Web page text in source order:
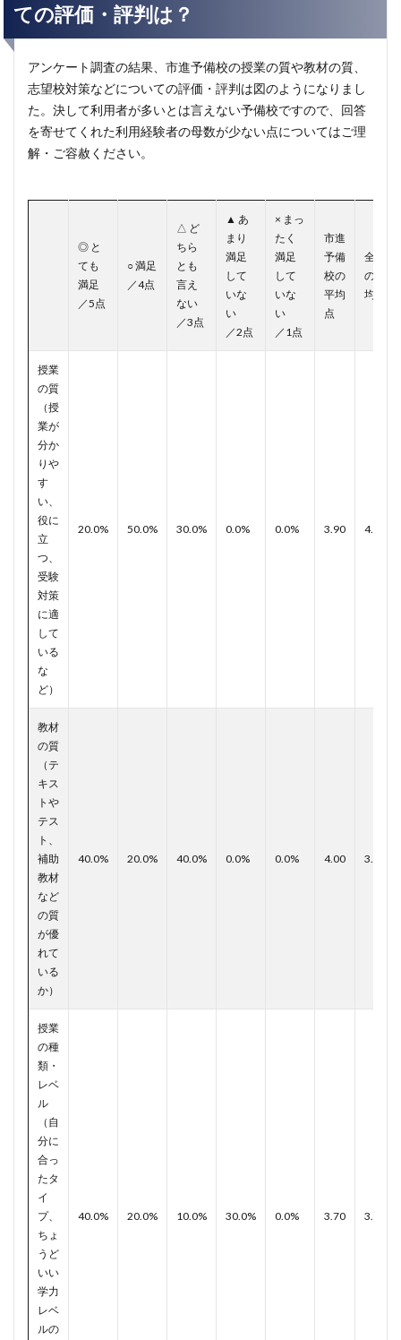
ての評価・評判は？
アンケート調査の結果、市進予備校の授業の質や教材の質、
志望校対策などについての評価・評判は図のようになりまし
た。決して利用者が多いとは言えない予備校ですので、回答
を寄せてくれた利用経験者の母数が少ない点についてはご理
解・ご容赦ください。
◎ と
ても
満足
／5点
○ 満足
／4点
△ ど
ちら
とも
言え
ない
／3点
▲ あ
まり
満足
して
いな
い
／2点
× まっ
たく
満足
して
いな
い
／1点
市進
予備
校の
平均
点
全体
の平
均点
授業
の質
（授
業が
分か
りや
す
い、
役に
立
つ、
受験
対策
に適
して
いる
な
ど）
20.0% 50.0% 30.0% 0.0% 0.0% 3.90 4.01
教材
の質
（テ
キス
トや
テス
ト、
補助
教材
など
の質
が優
れて
いる
か）
40.0% 20.0% 40.0% 0.0% 0.0% 4.00 3.81
授業
の種
類・
レベ
ル
（自
分に
合っ
たタ
イ
プ、
ちょ
うど
いい
学力
レベ
ルの
40.0% 20.0% 10.0% 30.0% 0.0% 3.70 3.95